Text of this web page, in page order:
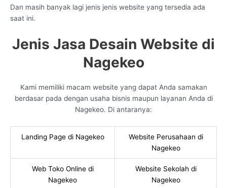
Dan masih banyak lagi jenis jenis website yang tersedia ada
saat ini.
Jenis Jasa Desain Website di
Nagekeo
Kami memiliki macam website yang dapat Anda samakan
berdasar pada dengan usaha bisnis maupun layanan Anda di
Nagekeo. Di antaranya:
Landing Page di Nagekeo
Website Perusahaan di
Nagekeo
Web Toko Online di
Nagekeo
Website Sekolah di
Nagekeo